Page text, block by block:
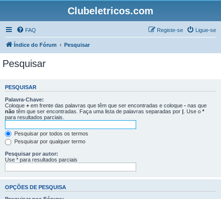
Clubeletricos.com
FAQ Ligue-se
Registe-se
Índice do Fórum Pesquisar
Pesquisar
PESQUISAR
Palavra-Chave:
Coloque + em frente das palavras que têm que ser encontradas e coloque - nas que
não têm que ser encontradas. Faça uma lista de palavras separadas por | . Use o *
para resultados parciais.
Pesquisar por todos os termos
Pesquisar por qualquer termo
Pesquisar por autor:
Use * para resultados parciais
OPÇÕES DE PESQUISA